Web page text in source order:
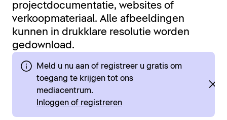
projectdocumentatie, websites of
verkoopmateriaal. Alle afbeeldingen
kunnen in drukklare resolutie worden
gedownload.
Meld u nu aan of registreer u gratis om
toegang te krijgen tot ons
mediacentrum.
Inloggen of registreren